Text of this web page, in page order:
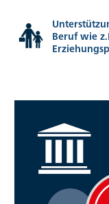
Beruf wie